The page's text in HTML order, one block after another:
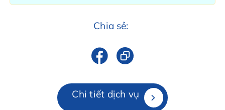
Chia sẻ:
Chi tiết dịch vụ